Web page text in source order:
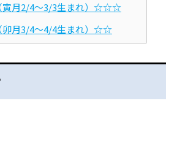
寅月2/4～3/3生まれ）☆☆☆
卯月3/4～4/4生まれ）☆☆